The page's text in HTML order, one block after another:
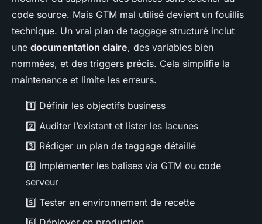
code source. Mais GTM mal utilisé devient un fouillis
technique. Un vrai plan de taggage structuré inclut
une documentation claire, des variables bien
nommées, et des triggers précis. Cela simplifie la
maintenance et limite les erreurs.
1️⃣ Définir les objectifs business
2️⃣ Auditer l’existant et lister les lacunes
3️⃣ Rédiger un plan de taggage détaillé
4️⃣ Implémenter les balises via GTM ou code
serveur
5️⃣ Tester en environnement de recette